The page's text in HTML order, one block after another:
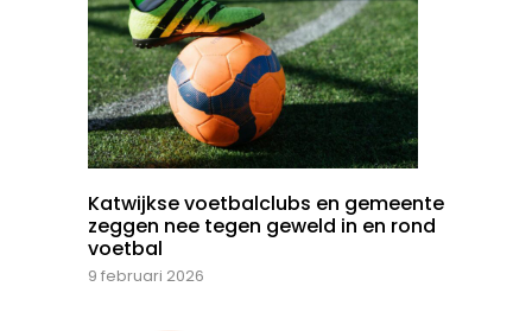
Katwijkse voetbalclubs en gemeente
zeggen nee tegen geweld in en rond
voetbal
9 februari 2026